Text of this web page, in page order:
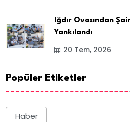
Iğdır Ovasından
Yankılandı
20 Tem, 2026
Popüler Etiketler
Haber